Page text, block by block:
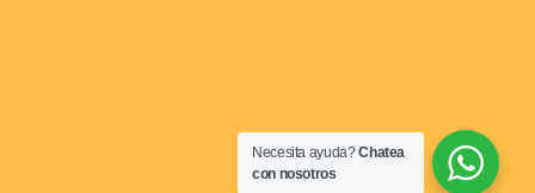
Necesita ayuda?Chatea
con nosotros